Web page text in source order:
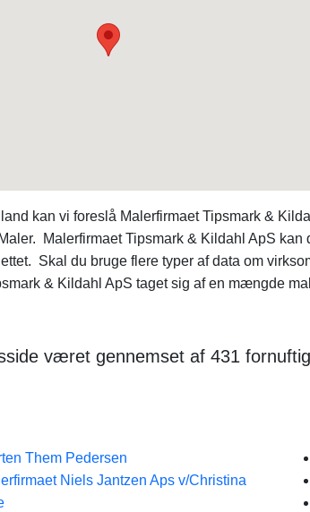
kan vi foreslå Malerfirmaet Tipsmark &
Malerfirmaet Tipsmark & Kildahl ApS
Skal du bruge flere typer af data om
& Kildahl ApS taget sig af en mængde
været gennemset af 431
Them Pedersen
Niels Jantzen Aps v/Christina